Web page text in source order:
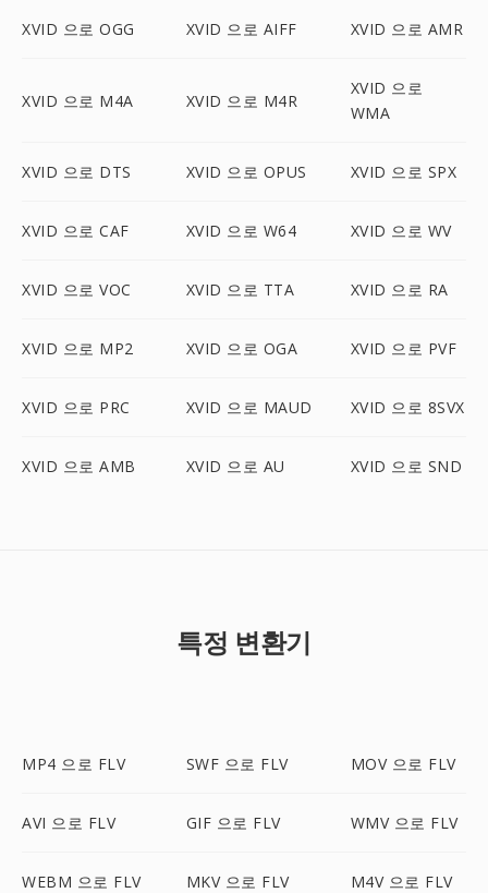
XVID 으로 OGG XVID 으로 AIFF XVID 으로 AMR
XVID 으로 M4A XVID 으로 M4R
XVID 으로
WMA
XVID 으로 DTS XVID 으로 OPUS XVID 으로 SPX
XVID 으로 CAF XVID 으로 W64 XVID 으로 WV
XVID 으로 VOC XVID 으로 TTA XVID 으로 RA
XVID 으로 MP2 XVID 으로 OGA XVID 으로 PVF
XVID 으로 PRC XVID 으로 MAUD XVID 으로 8SVX
XVID 으로 AMB XVID 으로 AU XVID 으로 SND
특정 변환기
MP4 으로 FLV SWF 으로 FLV MOV 으로 FLV
AVI 으로 FLV GIF 으로 FLV WMV 으로 FLV
WEBM 으로 FLV MKV 으로 FLV M4V 으로 FLV